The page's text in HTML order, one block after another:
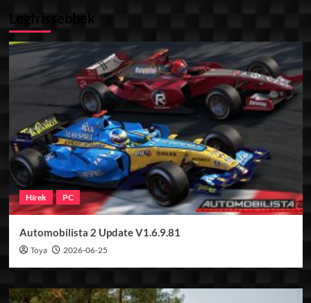
Legfrissebbek
Hírek PC
Automobilista 2 Update V1.6.9.81
Toya 2026-06-25